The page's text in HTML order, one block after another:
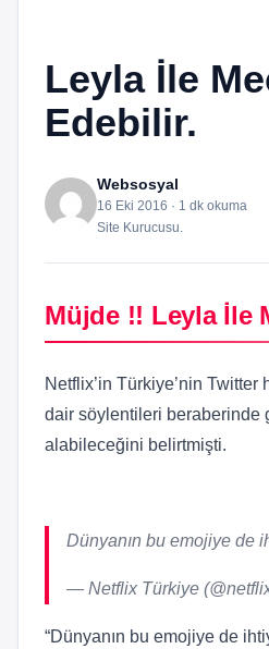
Leyla İle
Edebilir.
Websosyal
16 Eki 2016 · 1 dk okuma
Site Kurucusu.
Müjde !! Leyla İle
Netflix’in Türkiye’nin
dair söylentileri beraberinde
alabileceğini belirtmişti.
Dünyanın bu emojiye de
— Netflix Türkiye
“Dünyanın bu emojiye de